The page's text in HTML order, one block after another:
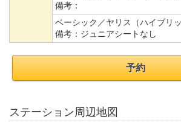
備考：
ベーシック／ヤリス（ハイブリッ
備考： ジュニアシートなし
予約
ステーション周辺地図